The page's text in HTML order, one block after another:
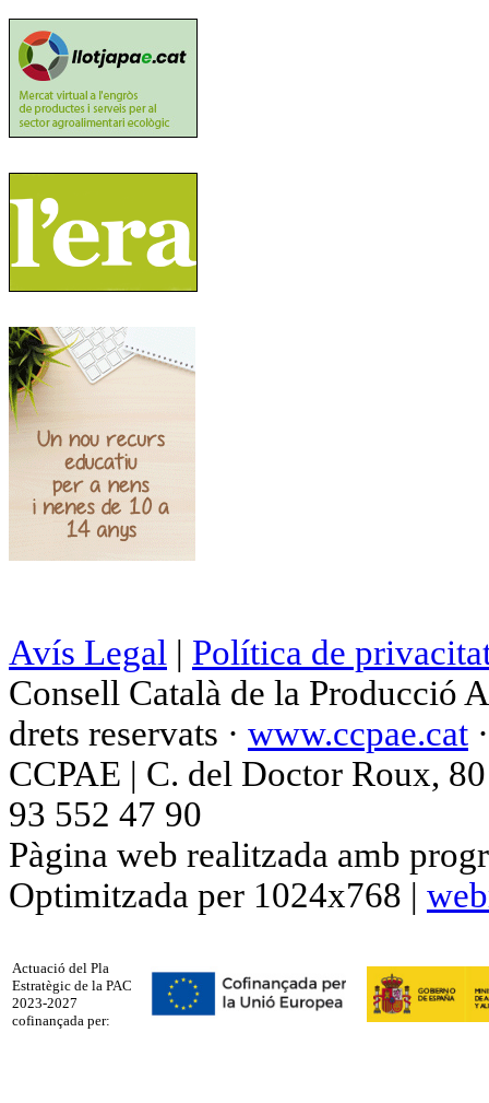
Avís Legal | Política de
Consell Català de la Producció
drets reservats · www.ccpae.cat
CCPAE | C. del Doctor Roux,
93 552 47 90
Pàgina web realitzada amb
Optimitzada per 1024x768 |
Actuació del Pla
Estratègic de la PAC
2023-2027
cofinançada per: